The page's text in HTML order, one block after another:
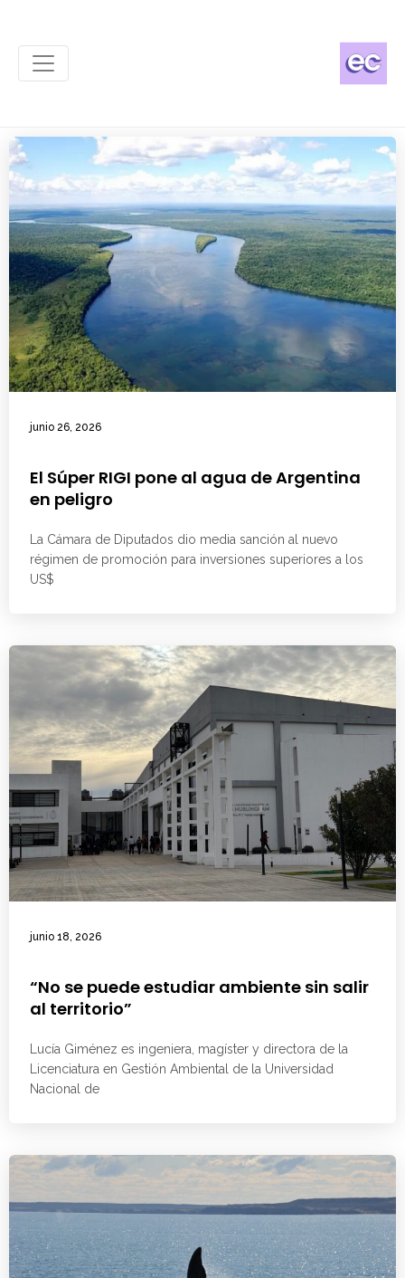
junio 26, 2026
El Súper RIGI pone al agua de Argentina
en peligro
La Cámara de Diputados dio media sanción al nuevo
régimen de promoción para inversiones superiores a los
US$
junio 18, 2026
“No se puede estudiar ambiente sin salir
al territorio”
Lucía Giménez es ingeniera, magíster y directora de la
Licenciatura en Gestión Ambiental de la Universidad
Nacional de